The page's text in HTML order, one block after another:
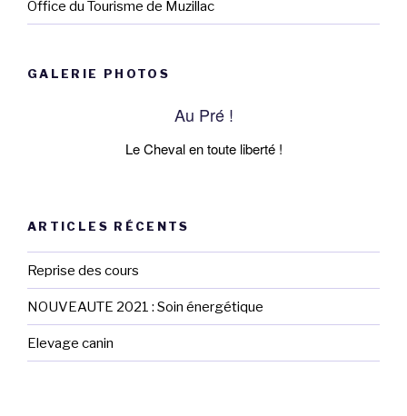
Office du Tourisme de Muzillac
GALERIE PHOTOS
Au Pré !
Le Cheval en toute liberté !
ARTICLES RÉCENTS
Reprise des cours
NOUVEAUTE 2021 : Soin énergétique
Elevage canin